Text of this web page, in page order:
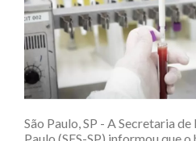
São Paulo, SP - A Secretaria de